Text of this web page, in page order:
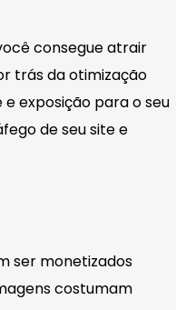
consegue atrair
trás da otimização
exposição para o seu
de seu site e
ser monetizados
costumam